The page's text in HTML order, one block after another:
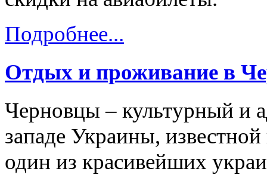
Подробнее...
Отдых и проживание в
Черновцы – культурный и
западе Украины,
один из красивейших